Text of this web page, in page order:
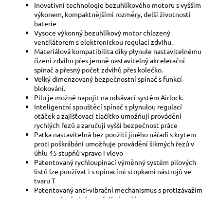
Inovativní technologie bezuhlíkového motoru s vyšším
výkonem, kompaktnějšími rozměry, delší životností
baterie
Vysoce výkonný bezuhlíkový motor chlazený
ventilátorem s elektronickou regulací zdvihu.
Materiálová kompatibilita díky plynule nastavitelnému
řízení zdvihu přes jemně nastavitelný akcelerační
spínač a přesný počet zdvihů přes kolečko.
Velký dimenzovaný bezpečnostní spínač s funkcí
blokování.
Pilu je možné napojit na odsávací systém Airlock.
Inteligentní spouštěcí spínač s plynulou regulací
otáček a zajišťovací tlačítko umožňují provádění
rychlých řezů a zaručují vyšší bezpečnost práce
Patka nastavitelná bez použití jiného nářadí s krytem
proti poškrábání umožňuje provádění šikmých řezů v
úhlu 45 stupňů vpravo i vlevo
Patentovaný rychloupínací výměnný systém pilových
listů lze používat i s upínacími stopkami nástrojů ve
tvaru T
Patentovaný anti-vibrační mechanismus s protizávažím